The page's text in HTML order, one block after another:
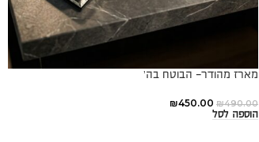
מארז מהודר- הבוטח בה’
₪490.00
₪450.00
הוספה לסל